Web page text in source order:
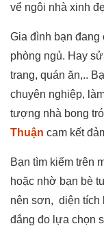
vể ngôi nhà xinh
Gia đình bạn
phòng ngủ. Hay
trang, quán ăn,..
chuyên nghiệp,
tượng nhà bong
Thuận cam kết
Bạn tìm kiếm trên
hoặc nhờ bạn bè
nên sơn, diện tích
đắng đo lựa chọn